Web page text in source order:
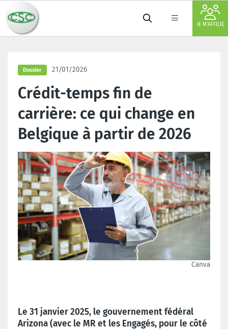
JE M'AFFILIE
Dossier 21/01/2026
Crédit-temps fin de
carrière: ce qui change en
Belgique à partir de 2026
Canva
Le 31 janvier 2025, le gouvernement fédéral
Arizona (avec le MR et les Engagés, pour le côté